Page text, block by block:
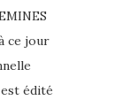
ce jour
édité